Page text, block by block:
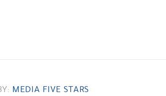
MEDIA FIVE STARS